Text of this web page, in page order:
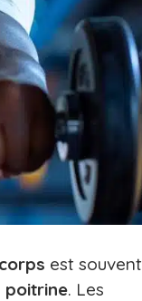
corps est souvent
poitrine. Les